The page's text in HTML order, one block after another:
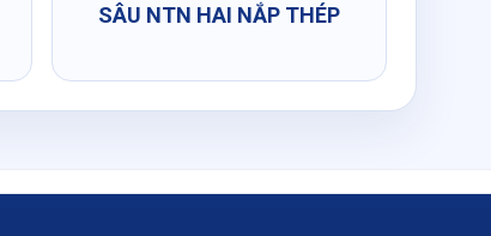
SÂU NTN HAI NẮP THÉP